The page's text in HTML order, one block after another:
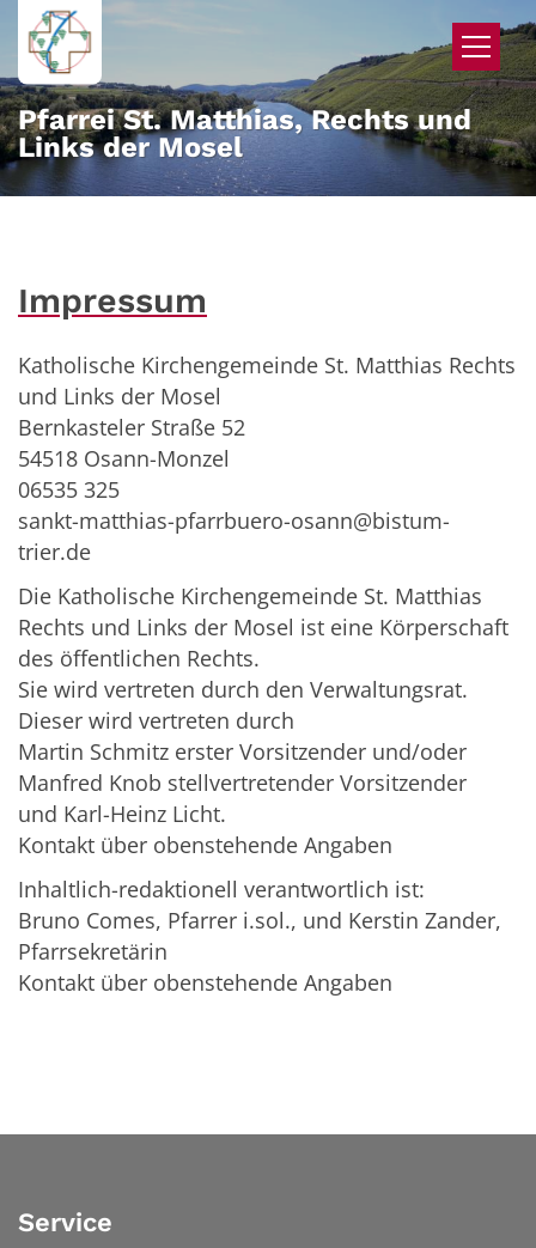
Zum Inhalt springen
Pfarrei St. Matthias, Rechts und
Links der Mosel
Impressum
Katholische Kirchengemeinde St. Matthias Rechts
und Links der Mosel
Bernkasteler Straße 52
54518 Osann-Monzel
06535 325
sankt-matthias-pfarrbuero-osann@bistum-
trier.de
Die Katholische Kirchengemeinde St. Matthias
Rechts und Links der Mosel ist eine Körperschaft
des öffentlichen Rechts.
Sie wird vertreten durch den Verwaltungsrat.
Dieser wird vertreten durch
Martin Schmitz erster Vorsitzender und/oder
Manfred Knob stellvertretender Vorsitzender
und Karl-Heinz Licht.
Kontakt über obenstehende Angaben
Inhaltlich-redaktionell verantwortlich ist:
Bruno Comes, Pfarrer i.sol., und Kerstin Zander,
Pfarrsekretärin
Kontakt über obenstehende Angaben
Service